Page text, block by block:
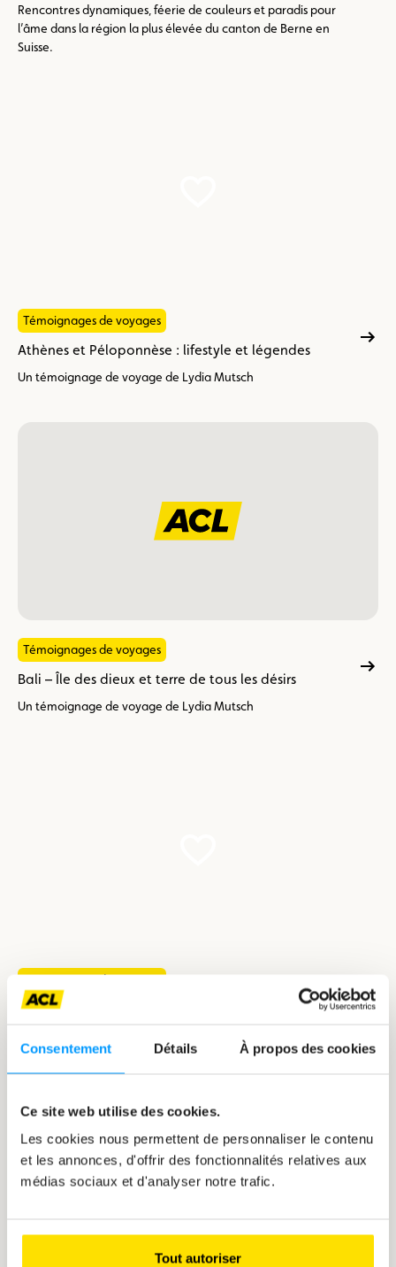
Consentement Détails À propos des cookies
Ce site web utilise des cookies.
Les cookies nous permettent de personnaliser le contenu
et les annonces, d'offrir des fonctionnalités relatives aux
médias sociaux et d'analyser notre trafic.
Tout autoriser
Rencontres dynamiques, féerie de couleurs et paradis pour
l’âme dans la région la plus élevée du canton de Berne en
Suisse.
Témoignages de voyages
Athènes et Péloponnèse : lifestyle et légendes
Un témoignage de voyage de Lydia Mutsch
Témoignages de voyages
Bali – Île des dieux et terre de tous les désirs
Un témoignage de voyage de Lydia Mutsch
Témoignages de voyages
Pourquoi aller si loin… alors que le nord du
Un témoignage de Lydia Mutsch